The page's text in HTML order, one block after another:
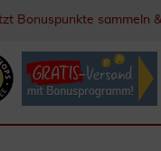
Bonuspunkte sammeln